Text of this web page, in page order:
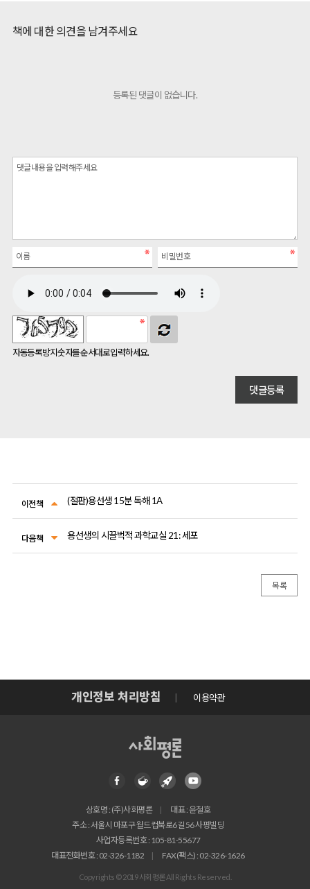
책에 대한 의견을 남겨주세요
등록된 댓글이 없습니다.
자동등록방지 숫자를 순서대로 입력하세요.
이전책 (절판)용선생 15분 독해 1A
다음책 용선생의 시끌벅적 과학교실 21: 세포
목록
개인정보 처리방침 이용약관
상호명 : (주)사회평론
대표 : 윤철호
주소 : 서울시 마포구 월드컵북로6길 56 사평빌딩
사업자등록번호 : 105-81-55677
대표전화번호 : 02-326-1182
FAX(팩스) : 02-326-1626
Copyrights © 2019 사회평론 All Rights Reserved.